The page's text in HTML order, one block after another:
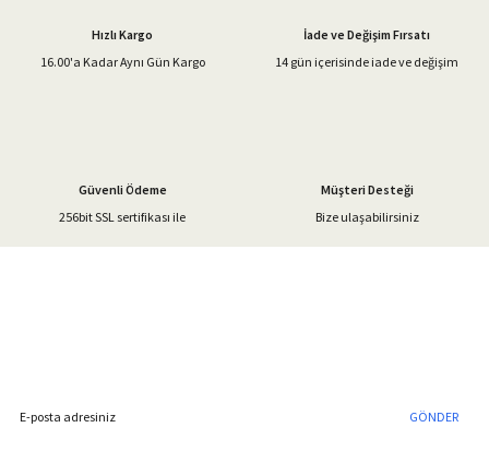
Ürün bilgilerinde hatalar bulunuyor.
Gönder
Hızlı Kargo
16.00'a Kadar Aynı Gün Kargo
İade ve Değişim Fırsatı
14 gün içerisinde iade ve değişim
Güvenli Ödeme
256bit SSL sertifikası ile
Müşteri Desteği
Bize ulaşabilirsiniz
GÖNDER